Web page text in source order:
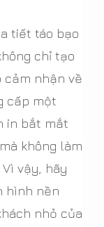
tiết táo bạo
chỉ tạo
cảm nhận về
cấp một
in bắt mắt
không làm
vậy, hãy
hình nền
nhỏ của